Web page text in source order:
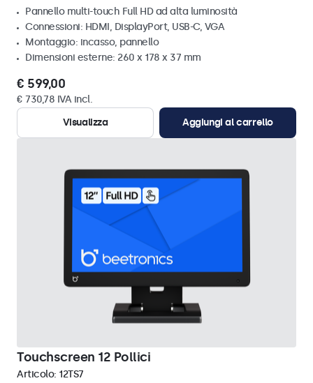
Pannello multi-touch Full HD ad alta luminosità
Connessioni: HDMI, DisplayPort, USB-C, VGA
Montaggio: incasso, pannello
Dimensioni esterne: 260 x 178 x 37 mm
€ 599,00
€ 730,78 IVA incl.
Visualizza
Aggiungi al carrello
Touchscreen 12 Pollici
Articolo: 12TS7